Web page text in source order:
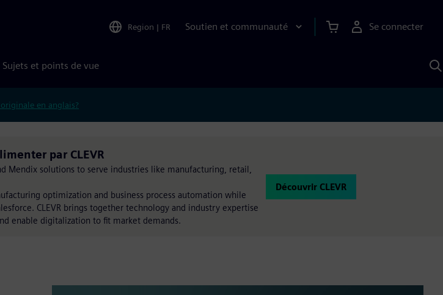
Region | FR Soutien et communauté Se connecter
Sujets et points de vue
en anglais?
par CLEVR
Mendix solutions to serve industries like manufacturing, retail,
optimization and business process automation while
CLEVR brings together technology and industry expertise
enable digitalization to fit market demands.
Découvrir CLEVR